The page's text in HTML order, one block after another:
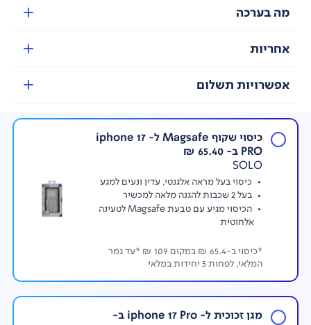
מה בערכה
אחריות
אפשרויות תשלום
כיסוי שקוף Magsafe ל- iphone 17
PRO ב- 65.40 ₪
SOLO
כיסוי בעל מראה אלגנטי, עדין ונעים למגע
בעל 2 שכבות להגנה מלאה למכשיר
הכיסוי מגיע עם טבעת Magsafe לטעינה
אלחוטית
*כיסוי ב-65.4 ₪ במקום 109 ₪ *עד גמר
המלאי, לפחות 5 יחידות במלאי
מגן זכוכית ל- iphone 17 Pro ב-